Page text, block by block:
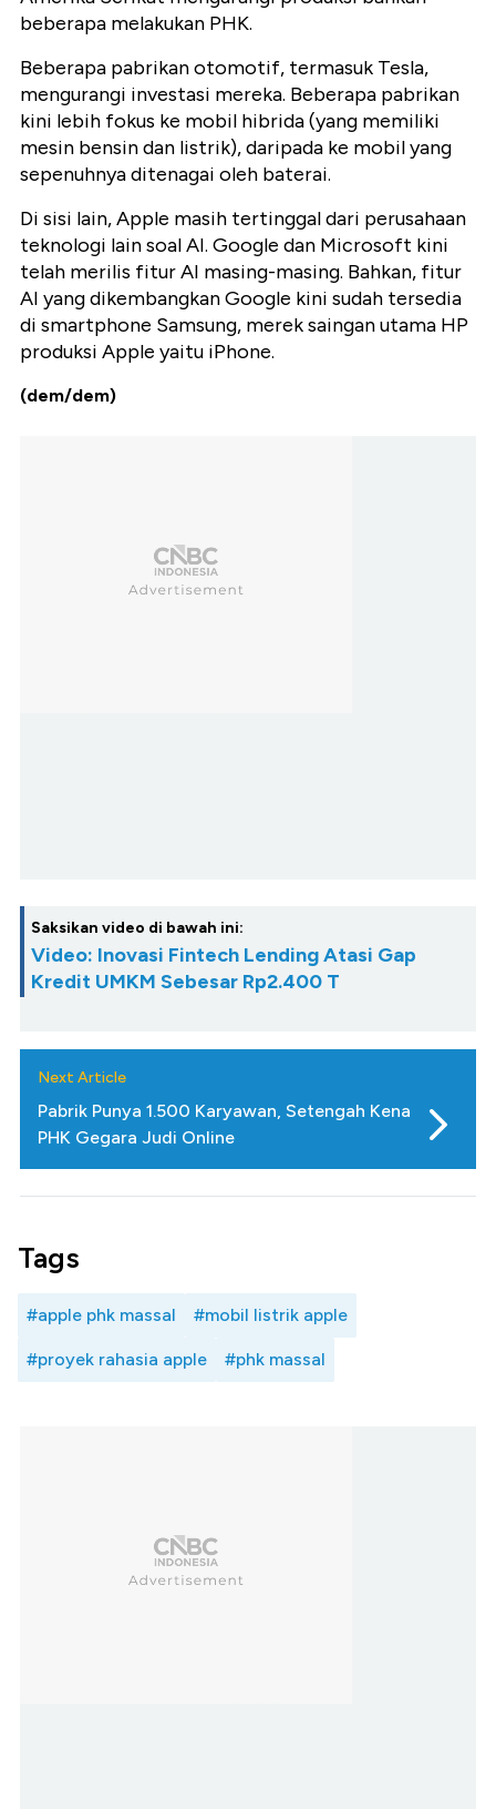
beberapa melakukan PHK.
Beberapa pabrikan otomotif, termasuk Tesla,
mengurangi investasi mereka. Beberapa pabrikan
kini lebih fokus ke mobil hibrida (yang memiliki
mesin bensin dan listrik), daripada ke mobil yang
sepenuhnya ditenagai oleh baterai.
Di sisi lain, Apple masih tertinggal dari perusahaan
teknologi lain soal AI. Google dan Microsoft kini
telah merilis fitur AI masing-masing. Bahkan, fitur
AI yang dikembangkan Google kini sudah tersedia
di smartphone Samsung, merek saingan utama HP
produksi Apple yaitu iPhone.
(dem/dem)
Saksikan video di bawah ini:
Video: Inovasi Fintech Lending Atasi Gap
Kredit UMKM Sebesar Rp2.400 T
Next Article
Pabrik Punya 1.500 Karyawan, Setengah Kena
PHK Gegara Judi Online
Tags
#apple phk massal #mobil listrik apple
#proyek rahasia apple #phk massal